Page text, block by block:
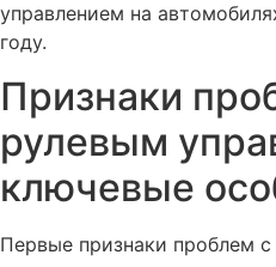
управлением на
году.
Признаки
рулевым
ключевые
Первые признаки проблем